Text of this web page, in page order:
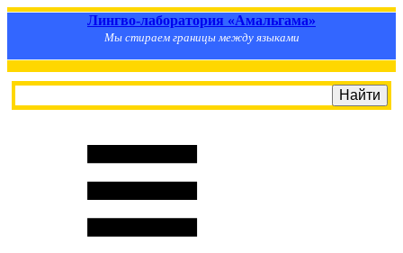
Лингво-лаборатория «Амальгама»
Мы стираем границы между языками